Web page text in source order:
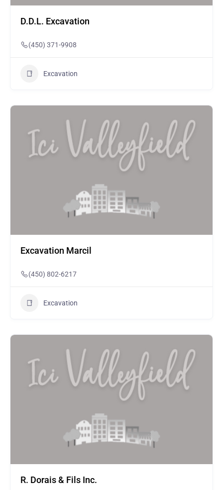
D.D.L. Excavation
(450) 371-9908
Excavation
Excavation Marcil
(450) 802-6217
Excavation
R. Dorais & Fils Inc.